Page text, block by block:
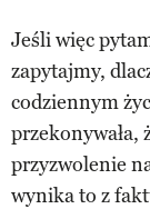
Jeśli więc
zapytajmy,
codziennym
przekonywała,
przyzwolenie
wynika to z